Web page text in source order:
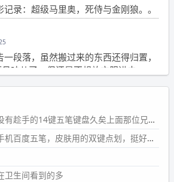
记录：超级马里奥，死侍与金刚狼。。
一段落，虽然搬过来的东西还得归置，
味儿了，但还是不想放衣服进去。
汇总整理一次？？碎雨集_沉冰浮水_
tag/%E7%A2%8E%E9%9
我也是触宝以后苦于没有趁手的14键五笔键盘久矣上面那位兄台用的百度双键点划布局我也用过很久，那个皮肤做得很粗糙，个别键位的触发区域是错位的，快速打字时很容易出错，修改它的皮肤文件校正后勉强能用，但早年出的皮肤分辨率太低，实在谈不上美观。百度小米定制版的商店里有一个"小黑板"皮肤还不错(百度官方输入法商店里没有)，但那个风格我不喜欢这两天找到了一个叫"森林集"的公众号，开发了海量的皮肤，很多都有14键版本，付费但很便宜，几块钱，终于有自己满意的输入法了搜了一下，这个工作室还是百度的官方合作伙伴，不知道为什么14键作品都不在官方商店上架，难道是百度官方在刻意放弃14键？
我电脑小狼毫，安卓手机百度五笔，皮肤用的双键点划，挺好的。
卫生间看到的多